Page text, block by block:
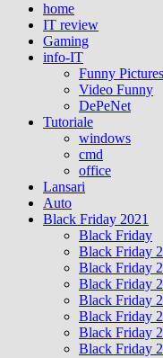
home
IT review
Gaming
info-IT
Funny Pictures
Video Funny
DePeNet
Tutoriale
windows
cmd
office
Lansari
Auto
Black Friday 2021
Black Friday
Black Friday
Black Friday
Black Friday
Black Friday
Black Friday
Black Friday
Black Friday